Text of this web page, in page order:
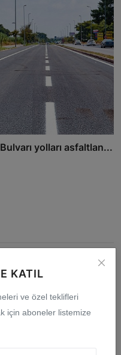
KATIL
ve özel teklifleri
için aboneler listemize
yolları asfaltlan...